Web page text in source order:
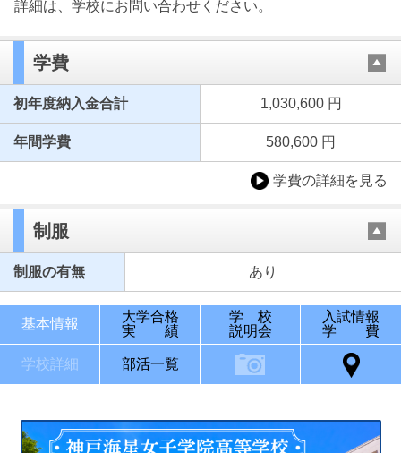
詳細は、学校にお問い合わせください。
学費
初年度納入金合計 1,030,600 円
年間学費 580,600 円
学費の詳細を見る
制服
制服の有無 あり
基本情報
大学合格
実 績
学 校
説明会
入試情報
学 費
学校詳細 部活一覧